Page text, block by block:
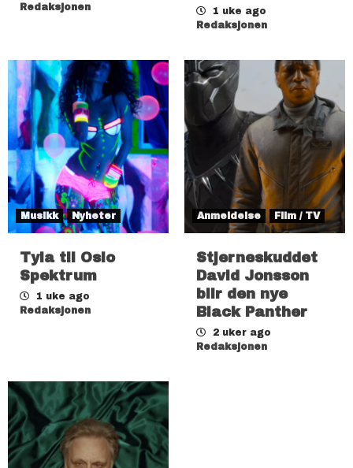
Redaksjonen
1 uke ago
Redaksjonen
Musikk Nyheter
Tyla til Oslo
Spektrum
1 uke ago
Redaksjonen
Anmeldelse Film / TV
Stjerneskuddet
David Jonsson
blir den nye
Black Panther
2 uker ago
Redaksjonen